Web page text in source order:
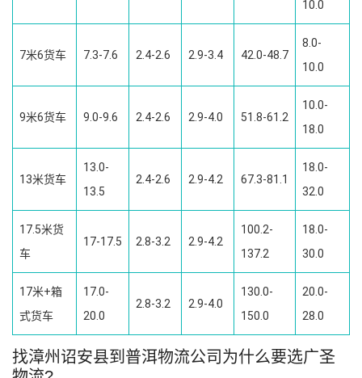
10.0
7米6货车 7.3-7.6 2.4-2.6 2.9-3.4 42.0-48.7
8.0-
10.0
9米6货车 9.0-9.6 2.4-2.6 2.9-4.0 51.8-61.2
10.0-
18.0
13米货车
13.0-
13.5
2.4-2.6 2.9-4.2 67.3-81.1
18.0-
32.0
17.5米货
车
17-17.5 2.8-3.2 2.9-4.2
100.2-
137.2
18.0-
30.0
17米+箱
式货车
17.0-
20.0
2.8-3.2 2.9-4.0
130.0-
150.0
20.0-
28.0
找漳州诏安县到普洱物流公司为什么要选广圣